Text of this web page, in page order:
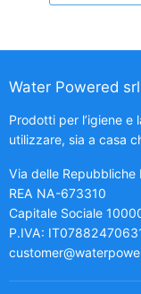
Water Powered srl
Prodotti per l’igiene
utilizzare, sia a casa
Via delle Repubbliche
REA NA-673310
Capitale Sociale
P.IVA: